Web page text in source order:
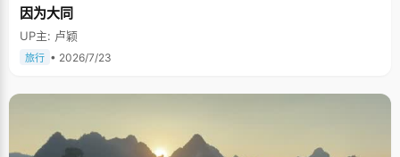
因为大同
UP主: 卢颖
旅行 • 2026/7/23